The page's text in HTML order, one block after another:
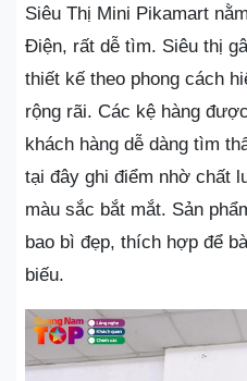
Siêu Thị Mini Pikamart
Điện, rất dễ tìm. Siêu thị
thiết kế theo phong cách
rộng rãi. Các kệ hàng
khách hàng dễ dàng tìm
tại đây ghi điểm nhờ chất
màu sắc bắt mắt. Sản
bao bì đẹp, thích hợp để
biếu.